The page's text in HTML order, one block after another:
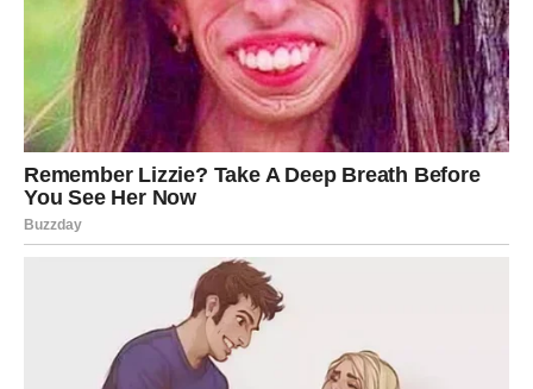
Kontroverze i lični život
Međutim, Zlatan nije samo poznat po svojim sportskim